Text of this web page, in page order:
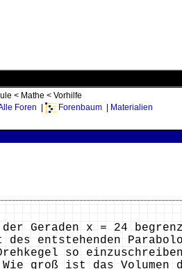
< Mathe < Vorhilfe
Foren Forenbaum Materialien
Geraden x = 24
des entstehenden
so
Wie groß ist das Volumen